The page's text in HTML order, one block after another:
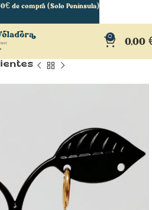
0 0,00
de compra (Solo Península)